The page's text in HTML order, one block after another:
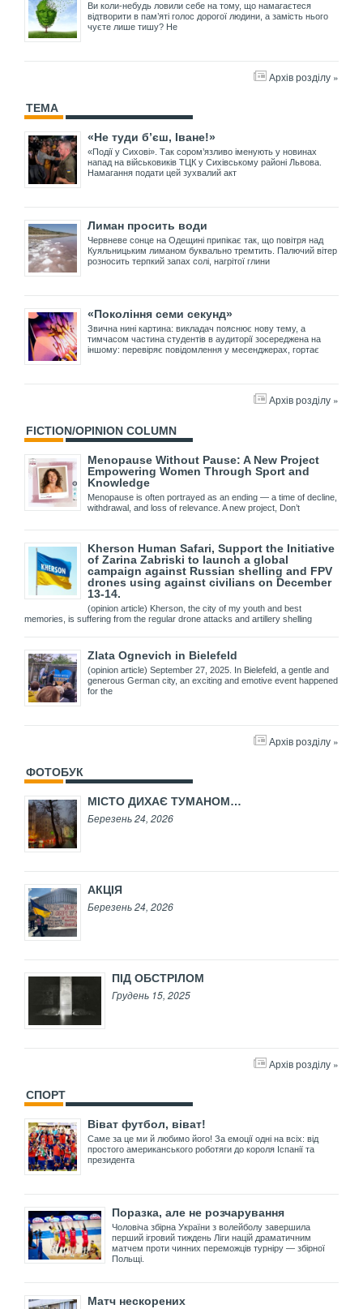
Ви коли-небудь ловили себе на тому, що намагаєтеся
відтворити в пам’яті голос дорогої людини, а замість нього
чуєте лише тишу? Не
Архів розділу »
ТЕМА
«Не туди б’єш, Іване!»
«Події у Сихові». Так сором’язливо іменують у новинах
напад на військовиків ТЦК у Сихівському районі Львова.
Намагання подати цей зухвалий акт
Лиман просить води
Червневе сонце на Одещині припікає так, що повітря над
Куяльницьким лиманом буквально тремтить. Палючий вітер
розносить терпкий запах солі, нагрітої глини
«Покоління семи секунд»
Звична нині картина: викладач пояснює нову тему, а
тимчасом частина студентів в аудиторії зосереджена на
іншому: перевіряє повідомлення у месенджерах, гортає
Архів розділу »
FICTION/OPINION COLUMN
Menopause Without Pause: A New Project
Empowering Women Through Sport and
Knowledge
Menopause is often portrayed as an ending — a time of decline,
withdrawal, and loss of relevance. A new project, Don’t
Kherson Human Safari, Support the Initiative
of Zarina Zabriski to launch a global
campaign against Russian shelling and FPV
drones using against civilians on December
13-14.
(opinion article) Kherson, the city of my youth and best
memories, is suffering from the regular drone attacks and artillery shelling
Zlata Ognevich in Bielefeld
(opinion article) September 27, 2025. In Bielefeld, a gentle and
generous German city, an exciting and emotive event happened
for the
Архів розділу »
ФОТОБУК
МІСТО ДИХАЄ ТУМАНОМ…
Березень 24, 2026
АКЦІЯ
Березень 24, 2026
ПІД ОБСТРІЛОМ
Грудень 15, 2025
Архів розділу »
СПОРТ
Віват футбол, віват!
Саме за це ми й любимо його! За емоції одні на всіх: від
простого американського роботяги до короля Іспанії та
президента
Поразка, але не розчарування
Чоловіча збірна України з волейболу завершила
перший ігровий тиждень Ліги націй драматичним
матчем проти чинних переможців турніру — збірної
Польщі.
Матч нескорених